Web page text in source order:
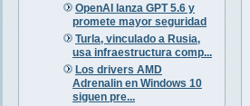
OpenAI lanza GPT 5.6 y
promete mayor seguridad
Turla, vinculado a Rusia,
usa infraestructura comp...
Los drivers AMD
Adrenalin en Windows 10
siguen pre...